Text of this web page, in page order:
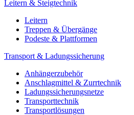
Leitern & Steigtechnik
Leitern
Treppen & Übergänge
Podeste & Plattformen
Transport & Ladungssicherung
Anhängerzubehör
Anschlagmittel & Zurrtechnik
Ladungssicherungsnetze
Transporttechnik
Transportlösungen